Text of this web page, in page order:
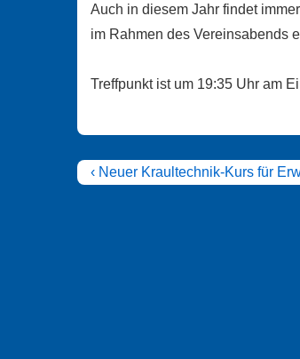
Auch in diesem Jahr findet
im Rahmen des Vereinsabends
Treffpunkt ist um 19:35 Uhr am
Beitragsnavigation
Vorheriger
‹ Neuer Kraultechnik-Kurs für